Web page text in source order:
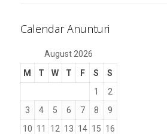
Calendar Anunturi
August 2026
M
T W T F S
S
1
2
3
4 5 6 7 8
9
10 11 12 13 14 15 16